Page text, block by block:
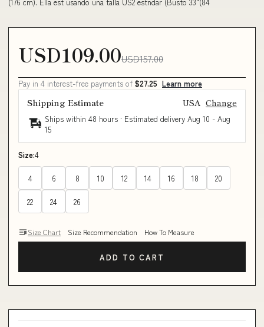
USD109.00USD157.00
Pay in 4 interest-free payments of $27.25 Learn more
Shipping Estimate USA Change
Ships within 48 hours · Estimated delivery Aug 10 - Aug
15
Size:4
4 6 8 10 12 14 16 18 20
22 24 26
Size Chart Size Recommendation How To Measure
ADD TO CART